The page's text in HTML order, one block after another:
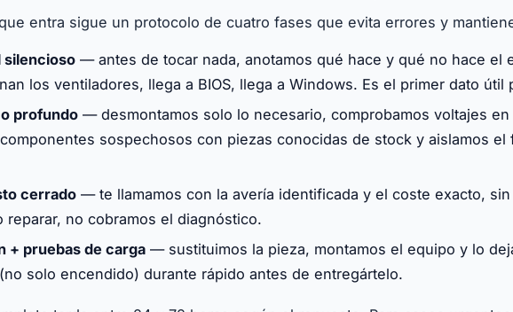
entra sigue un protocolo de cuatro fases que evita errores y
silencioso — antes de tocar nada, anotamos qué hace y qué no hace el
los ventiladores, llega a BIOS, llega a Windows. Es el primer dato útil
profundo — desmontamos solo lo necesario, comprobamos voltajes
sospechosos con piezas conocidas de stock y aislamos el
cerrado — te llamamos con la avería identificada y el coste exacto,
reparar, no cobramos el diagnóstico.
+ pruebas de carga — sustituimos la pieza, montamos el equipo y lo
solo encendido) durante rápido antes de entregártelo.